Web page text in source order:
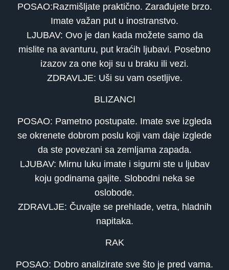
POSAO:Razmišljate praktično. Zarađujete brzo.
Imate važan put u inostranstvo.
LJUBAV: Ovo je dan kada možete samo da
mislite na avanturu, put kraćih ljubavi. Posebno
izazov za one koji su u braku ili vezi.
ZDRAVLJE: Uši su vam osetljive.
BLIZANCI
POSAO: Pametno postupate. Imate sve izgleda
se okrenete dobrom poslu koji vam daje izglede
da ste povezani sa zemljama zapada.
LJUBAV: Mirnu luku imate i sigurni ste u ljubav
koju godinama gajite. Slobodni neka se
oslobode.
ZDRAVLJE: Čuvajte se prehlade, vetra, hladnih
napitaka.
RAK
POSAO: Dobro analizirate sve što je pred vama.